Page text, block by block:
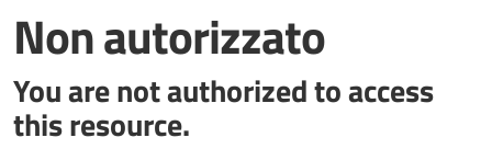
sostenibilità
Progetti
Non autorizzato
You are not authorized to access
this resource.